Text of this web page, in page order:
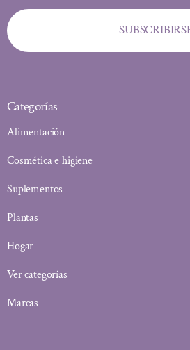
Categorías
Alimentación
Cosmética e higiene
Suplementos
Plantas
Hogar
Ver categorías
Marcas